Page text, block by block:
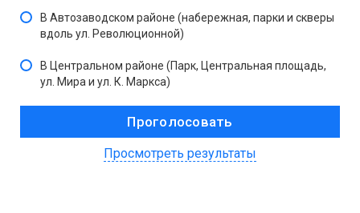
В Автозаводском районе (набережная, парки и скверы
вдоль ул. Революционной)
В Центральном районе (Парк, Центральная площадь,
ул. Мира и ул. К. Маркса)
Просмотреть результаты